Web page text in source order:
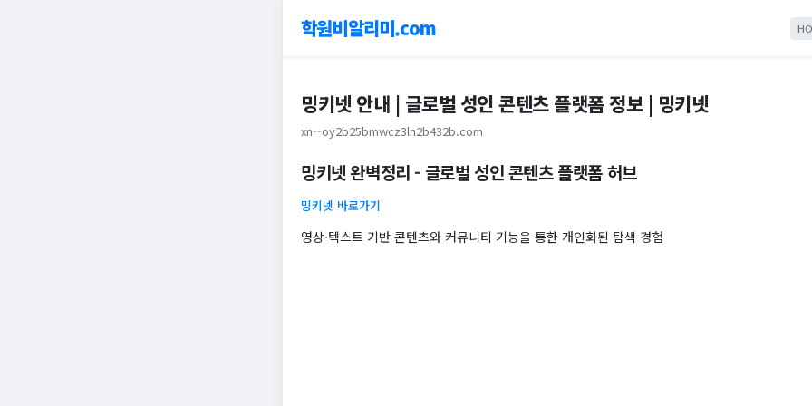
학원비알리미.com
밍키넷 안내 | 글로벌 성인 콘텐츠 플랫폼 정보 | 밍키넷
xn--oy2b25bmwcz3ln2b432b.com
밍키넷 완벽정리 - 글로벌 성인 콘텐츠 플랫폼 허브
밍키넷 바로가기
영상·텍스트 기반 콘텐츠와 커뮤니티 기능을 통한 개인화된 탐색 경험